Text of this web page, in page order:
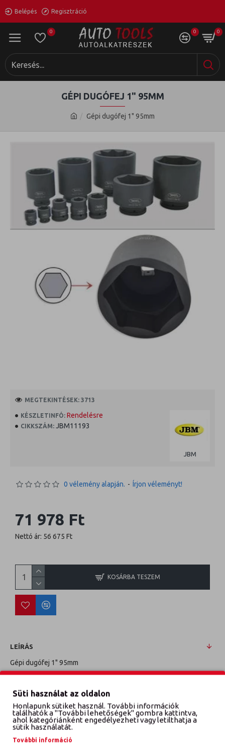
Belépés Regisztráció
0 0 0
Gépi dugófej 1" 95mm
GÉPI DUGÓFEJ 1" 95MM
KÉSZLETINFÓ: Rendelésre
CIKKSZÁM: JBM11193
JBM
MEGTEKINTÉSEK: 3713
0 vélemény alapján. - Írjon véleményt!
71 978 Ft
Nettó ár: 56 675 Ft
KOSÁRBA TESZEM
LEÍRÁS
Gépi dugófej 1" 95mm
VÉLEMÉNYEK
EZT IS VÁSÁROLTÁK
Süti használat az oldalon
Honlapunk sütiket használ. További információk
találhatók a "További lehetőségek" gombra kattintva,
ahol kategóriánként engedélyezheti vagy letilthatja a
sütik használatát.
További információ